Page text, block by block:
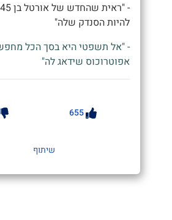
להיות הסנדק שלה"
- "אל תשפטי היא בסך הכל
אפוטרוכוס שידאג לה"
655
שיתוף